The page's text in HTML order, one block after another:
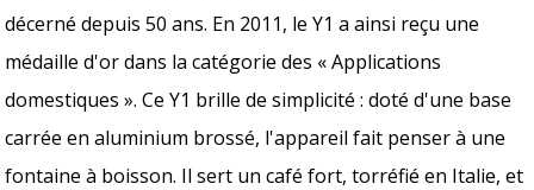
décerné depuis 50 ans. En 2011, le Y1 a ainsi reçu une
médaille d'or dans la catégorie des « Applications
domestiques ». Ce Y1 brille de simplicité : doté d'une base
carrée en aluminium brossé, l'appareil fait penser à une
fontaine à boisson. Il sert un café fort, torréfié en Italie, et